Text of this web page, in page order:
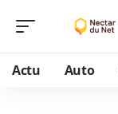
Actu Auto